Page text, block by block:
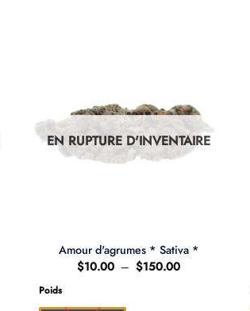
EN RUPTURE D'INVENTAIRE
Amour d'agrumes * Sativa *
$10.00 – $150.00Plage
Poids